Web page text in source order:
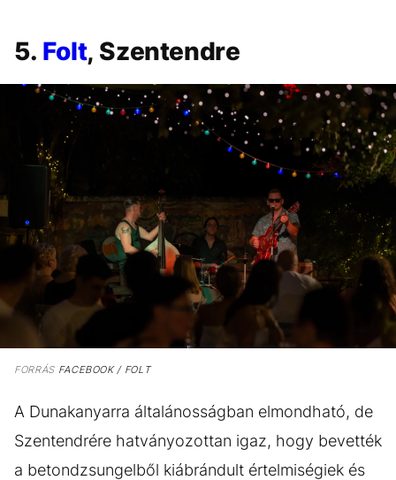
5. Folt, Szentendre
FORRÁSFACEBOOK / FOLT
A Dunakanyarra általánosságban elmondható, de
Szentendrére hatványozottan igaz, hogy bevették
a betondzsungelből kiábrándult értelmiségiek és